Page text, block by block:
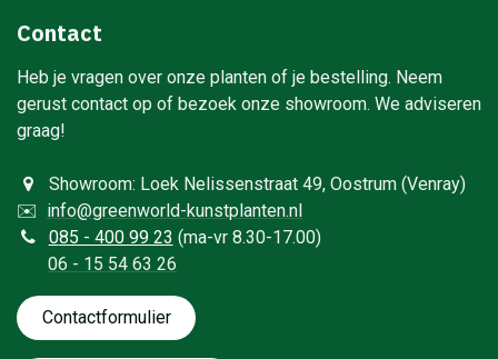
Contact
Heb je vragen over onze planten of je bestelling. Neem
gerust contact op of bezoek onze showroom. We adviseren
graag!
Showroom: Loek Nelissenstraat 49, Oostrum (Venray)
✉️ info@greenworld-kunstplanten.nl
085 - 400 99 23 (ma-vr 8.30-17.00)
06 - 15 54 63 26
Contactformulie​​​​​​​​r